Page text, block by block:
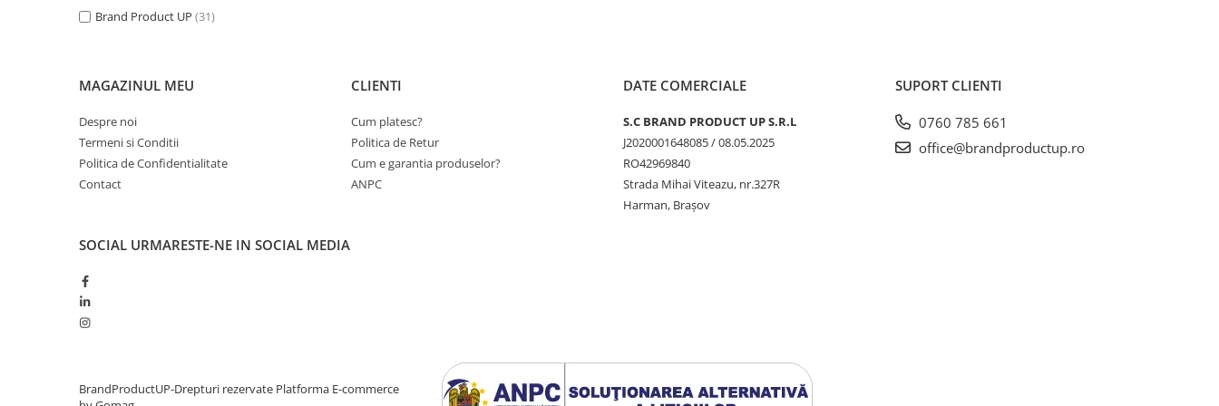
Brand Product UP (31)
MAGAZINUL MEU
Despre noi
Termeni si Conditii
Politica de Confidentialitate
Contact
CLIENTI
Cum platesc?
Politica de Retur
Cum e garantia produselor?
ANPC
DATE COMERCIALE
S.C BRAND PRODUCT UP S.R.L
J2020001648085 / 08.05.2025
RO42969840
Strada Mihai Viteazu, nr.327R
Harman, Brașov
SUPORT CLIENTI
0760 785 661
office@brandproductup.ro
SOCIAL URMARESTE-NE IN SOCIAL MEDIA
BrandProductUP-Drepturi rezervate Platforma E-commerce